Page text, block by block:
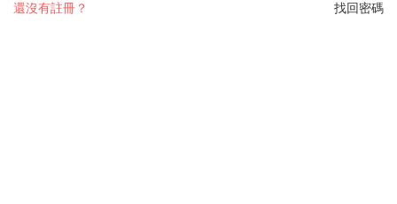
找回密碼
還沒有註冊？